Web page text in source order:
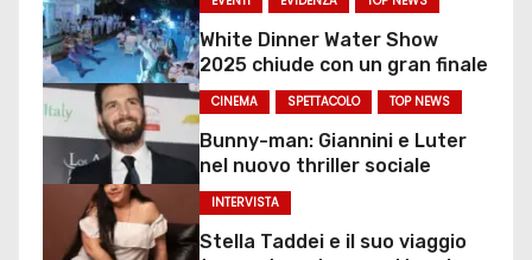
White Dinner Water Show
2025 chiude con un gran finale
CINEMA SPETTACOLO TOP NEWS
Bunny-man: Giannini e Luter
nel nuovo thriller sociale
INTERVISTA
Stella Taddei e il suo viaggio